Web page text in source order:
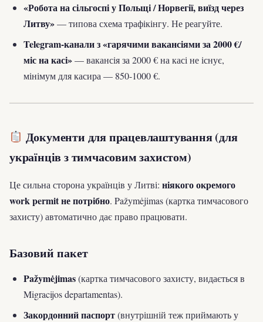
«Робота на сільгоспі у Польщі / Норвегії, виїзд через
Литву»— типова схема трафікінгу. Не реагуйте.
Telegram-канали з «гарячими вакансіями за 2000 €/
міс на касі»— вакансія за 2000 € на касі не існує,
мінімум для касира — 850-1000 €.
Документи для працевлаштування (для
українців з тимчасовим захистом)
Це сильна сторона українців у Литві: ніякого окремого
work permit не потрібно. Pažymėjimas (картка тимчасового
захисту) автоматично дає право працювати.
Базовий пакет
Pažymėjimas(картка тимчасового захисту, видається в
Migracijos departamentas).
Закордонний паспорт(внутрішній теж приймають у